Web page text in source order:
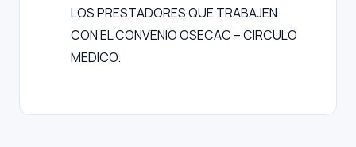
LOS PRESTADORES QUE TRABAJEN
CON EL CONVENIO OSECAC – CIRCULO
MEDICO.